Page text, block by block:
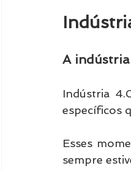
A
Indústria
específicos
Esses
sempre